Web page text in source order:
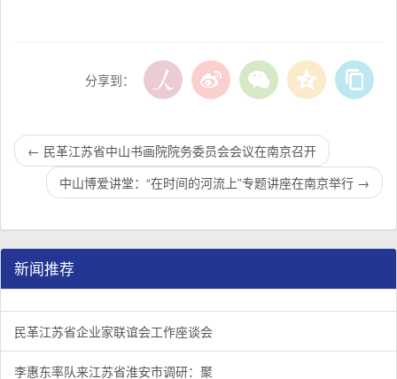
分享到：
← 民革江苏省中山书画院院务委员会会议在南京召开
中山博爱讲堂：“在时间的河流上”专题讲座在南京举行 →
新闻推荐
民革江苏省企业家联谊会工作座谈会在宁召开
1/3 李惠东率队来江苏省淮安市调研：聚焦民革党员之家建设管
2/3 民革江苏省委召开“主题教育活动” 领导班子民主生活会
3/3
民革江苏省企业家联谊会工作座谈会
李惠东率队来江苏省淮安市调研：聚